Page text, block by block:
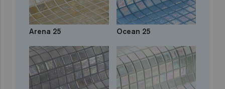
Arena 25 Ocean 25